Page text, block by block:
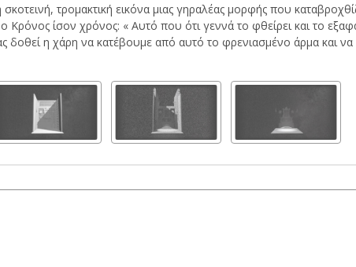
τρομακτική εικόνα μιας γηραλέας μορφής που
Κρόνος ίσον χρόνος: « Αυτό που ότι γεννά το φθείρει και το
δοθεί η χάρη να κατέβουμε από αυτό το φρενιασμένο άρμα και